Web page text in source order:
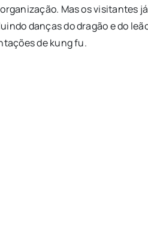
Mas os visitantes
danças do dragão e do
de kung fu.